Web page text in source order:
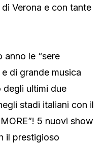
di Verona e con tante
anno le “sere
di grande musica
ultimi due
stadi italiani con il
5 nuovi show
il prestigioso